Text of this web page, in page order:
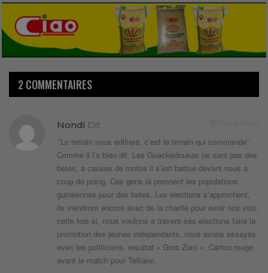
2 COMMENTAIRES
Nondi Dit
‘’Le terrain nous édifiera, c’est le terrain qui commande’’
Comme il l’a bien dit, Les Gueckedoukas ne sont pas des
betes, a causes de motos il s’est battue devant nous a
coup de poing. Ces gens là prennent les populations
guineennes pour des betes. Les elections s’approchent,
ils viendront encore avec de la charité pour avoir nos voix,
cette fois si, nous voulons a travers ses elections faire la
promotion des jeunes independants, nous avons essayés
avec les politiciens, resultat « Gros Zero ». Carton rouge
avant le match pour Telliano.